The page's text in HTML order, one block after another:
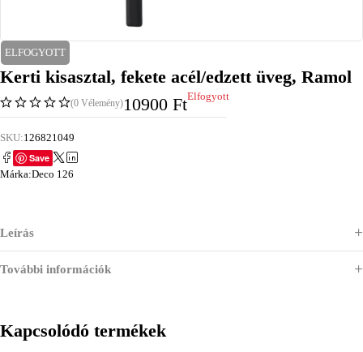
ELFOGYOTT
Kerti kisasztal, fekete acél/edzett üveg, Ramol
(0 Vélemény)10900 FtElfogyott
SKU:126821049
Save
Márka:Deco 126
Leírás
További információk
Kapcsolódó termékek